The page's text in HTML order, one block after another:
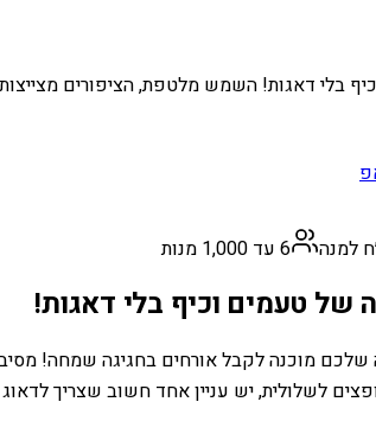
בלי דאגות! השמש מלטפת, הציפורים
6 עד 1,000 מנות
של טעמים וכיף בלי דאגות!
שלכם מוכנה לקבל אורחים בחגיגה שמחה!
לשלולית, יש עניין אחד חשוב שצריך לדאוג